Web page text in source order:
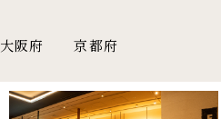
大阪府 京都府